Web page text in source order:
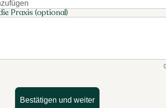
Praxis (optional)
Bestätigen und weiter